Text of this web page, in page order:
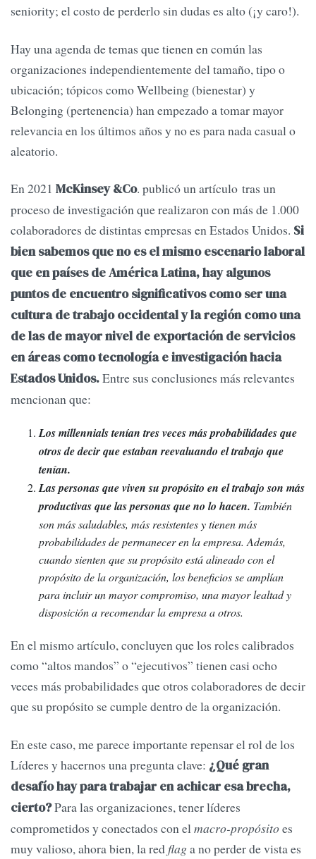
seniority; el costo de perderlo sin dudas es alto (¡y caro!).
Hay una agenda de temas que tienen en común las
organizaciones independientemente del tamaño, tipo o
ubicación; tópicos como Wellbeing (bienestar) y
Belonging (pertenencia) han empezado a tomar mayor
relevancia en los últimos años y no es para nada casual o
aleatorio.
En 2021 McKinsey &Co. publicó un artículo tras un
proceso de investigación que realizaron con más de 1.000
colaboradores de distintas empresas en Estados Unidos. Si
bien sabemos que no es el mismo escenario laboral
que en países de América Latina, hay algunos
puntos de encuentro significativos como ser una
cultura de trabajo occidental y la región como una
de las de mayor nivel de exportación de servicios
en áreas como tecnología e investigación hacia
Estados Unidos.Entre sus conclusiones más relevantes
mencionan que:
Los millennials tenían tres veces más probabilidades que
otros de decir que estaban reevaluando el trabajo que
tenían.
Las personas que viven su propósito en el trabajo son más
productivas que las personas que no lo hacen. También
son más saludables, más resistentes y tienen más
probabilidades de permanecer en la empresa. Además,
cuando sienten que su propósito está alineado con el
propósito de la organización, los beneficios se amplían
para incluir un mayor compromiso, una mayor lealtad y
disposición a recomendar la empresa a otros.
En el mismo artículo, concluyen que los roles calibrados
como “altos mandos” o “ejecutivos” tienen casi ocho
veces más probabilidades que otros colaboradores de decir
que su propósito se cumple dentro de la organización.
En este caso, me parece importante repensar el rol de los
Líderes y hacernos una pregunta clave: ¿Qué gran
desafío hay para trabajar en achicar esa brecha,
cierto?Para las organizaciones, tener líderes
comprometidos y conectados con elmacro-propósitoes
muy valioso, ahora bien, la redflaga no perder de vista es